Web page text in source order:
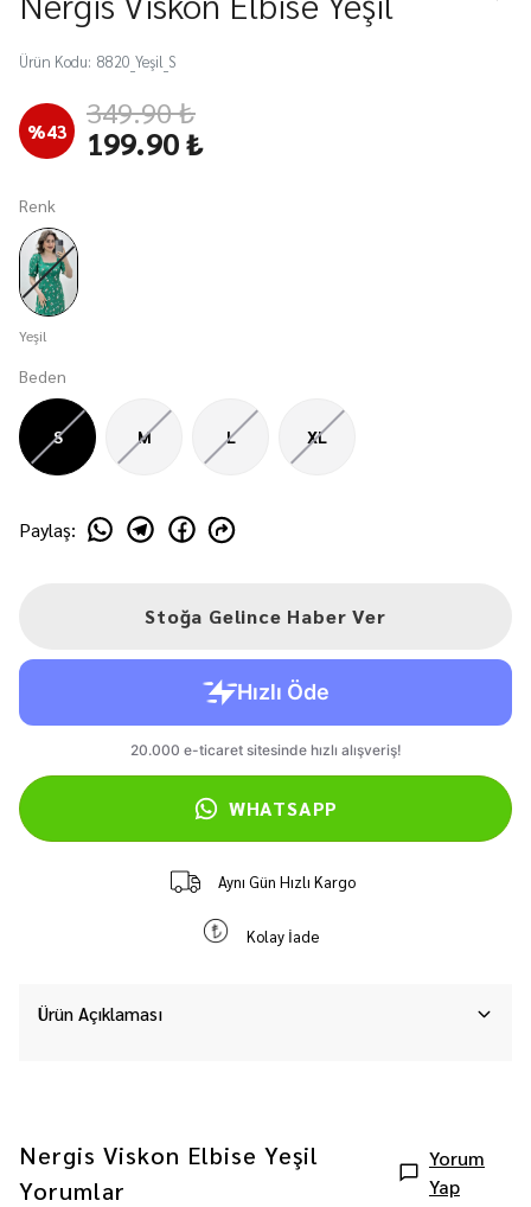
Ürün Kodu: 8820_Yeşil_S
%43 349.90 ₺
199.90 ₺
Renk
Yeşil
Beden
S M L XL
Paylaş:
Stoğa Gelince Haber Ver
WHATSAPP
Aynı Gün Hızlı Kargo
Kolay İade
Ürün Açıklaması
Nergis Viskon Elbise Yeşil
Yorumlar
Yorum
Yap